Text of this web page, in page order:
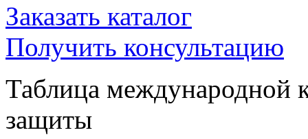
Заказать каталог
Получить консультацию
Таблица международной
защиты